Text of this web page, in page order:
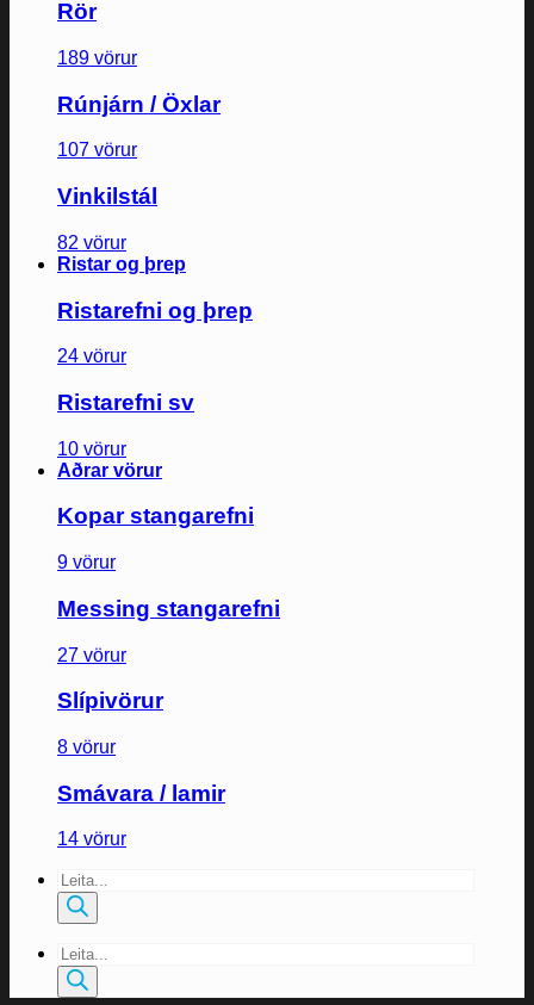
Rör
189 vörur
Rúnjárn / Öxlar
107 vörur
Vinkilstál
82 vörur
Ristar og þrep
Ristarefni og þrep
24 vörur
Ristarefni sv
10 vörur
Aðrar vörur
Kopar stangarefni
9 vörur
Messing stangarefni
27 vörur
Slípivörur
8 vörur
Smávara / lamir
14 vörur
Products
search
Products
search